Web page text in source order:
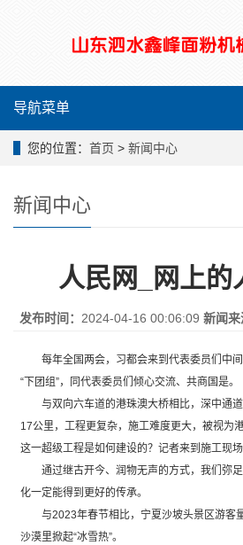
导航菜单
您的位置： 首页 > 新闻中心
新闻中心
人民网_网上的
发布时间： 2024-04-16 00:06:09 新闻来
每年全国两会，习都会来到代表委员们中间
“下团组”，同代表委员们倾心交流、共商国是。
与双向六车道的港珠澳大桥相比，深中通道
17公里，工程更复杂，施工难度更大，被视为港
这一超级工程是如何建设的？记者来到施工现场
通过继古开今、润物无声的方式，我们弥足
化一定能得到更好的传承。
与2023年春节相比，宁夏沙坡头景区游客
沙漠里掀起“冰雪热”。